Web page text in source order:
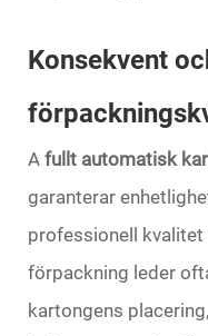
Konsekvent
A fullt automatisk
garanterar
professionell kvalitet
förpackning leder
kartongens